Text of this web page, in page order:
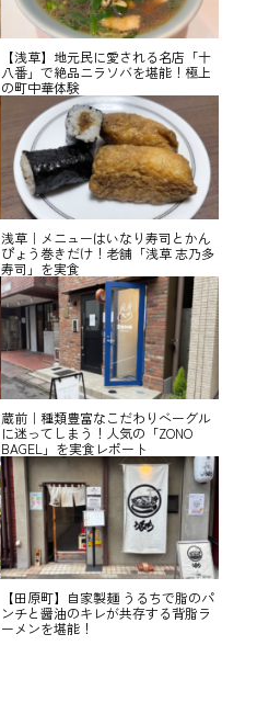
【浅草】地元民に愛される名店「十
八番」で絶品ニラソバを堪能！極上
の町中華体験
浅草｜メニューはいなり寿司とかん
ぴょう巻きだけ！老舗「浅草 志乃多
寿司」を実食
蔵前｜種類豊富なこだわりベーグル
に迷ってしまう！人気の「ZONO
BAGEL」を実食レポート
【田原町】自家製麺 うるちで脂のパ
ンチと醤油のキレが共存する背脂ラ
ーメンを堪能！